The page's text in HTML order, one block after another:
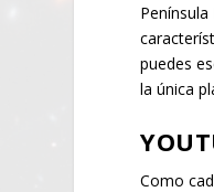
puedes
la única
Como